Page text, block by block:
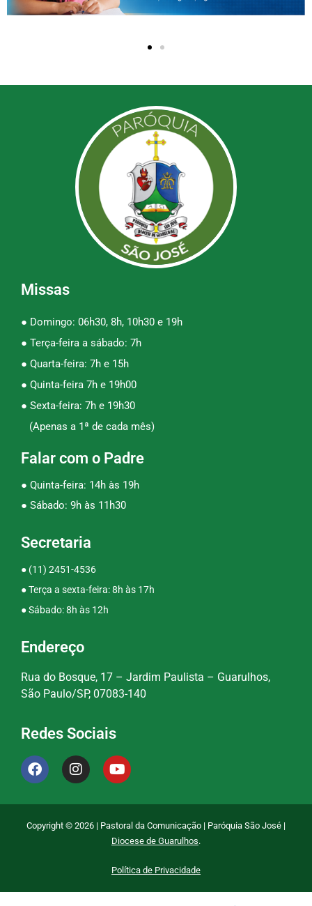
Missas
● Domingo: 06h30, 8h, 10h30 e 19h
● Terça-feira a sábado: 7h
● Quarta-feira: 7h e 15h
● Quinta-feira 7h e 19h00
● Sexta-feira: 7h e 19h30
(Apenas a 1ª de cada mês)
Falar com o Padre
● Quinta-feira: 14h às 19h
● Sábado: 9h às 11h30
Secretaria
● (11) 2451-4536
● Terça a sexta-feira: 8h às 17h
● Sábado: 8h às 12h
Endereço
Rua do Bosque, 17 – Jardim Paulista – Guarulhos,
São Paulo/SP, 07083-140
Redes Sociais
Copyright © 2026 | Pastoral da Comunicação | Paróquia São José |
Diocese de Guarulhos.
Política de Privacidade